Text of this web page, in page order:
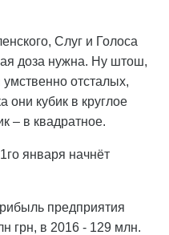
Слуг и Голоса
доза нужна. Ну штош,
отсталых,
они кубик в круглое
– в квадратное.
января начнёт
предприятия
грн, в 2016 - 129 млн.